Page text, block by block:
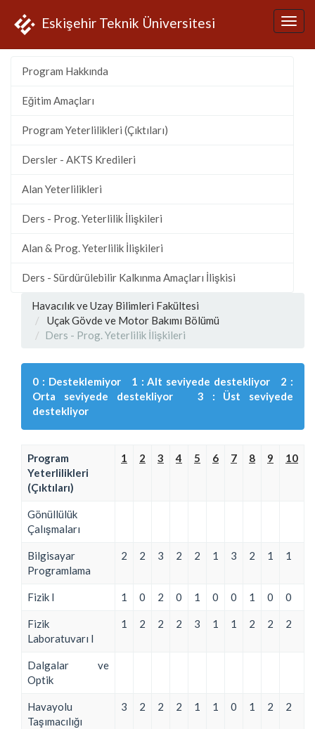
Eskişehir Teknik Üniversitesi
Program Hakkında
Eğitim Amaçları
Program Yeterlilikleri (Çıktıları)
Dersler - AKTS Kredileri
Alan Yeterlilikleri
Ders - Prog. Yeterlilik İlişkileri
Alan & Prog. Yeterlilik İlişkileri
Ders - Sürdürülebilir Kalkınma Amaçları İlişkisi
Havacılık ve Uzay Bilimleri Fakültesi
Uçak Gövde ve Motor Bakımı Bölümü
Ders - Prog. Yeterlilik İlişkileri
0 : Desteklemiyor 1 : Alt seviyede destekliyor 2 :
Orta seviyede destekliyor 3 : Üst seviyede
destekliyor
Program
Yeterlilikleri
(Çıktıları)
1 2 3 4 5 6 7 8 9 10
Gönüllülük
Çalışmaları
Bilgisayar
Programlama
2 2 3 2 2 1 3 2 1 1
Fizik I 1 0 2 0 1 0 0 1 0 0
Fizik
Laboratuvarı I
1 2 2 2 3 1 1 2 2 2
Dalgalar ve
Optik
Havayolu
Taşımacılığı
3 2 2 2 1 1 0 1 2 2